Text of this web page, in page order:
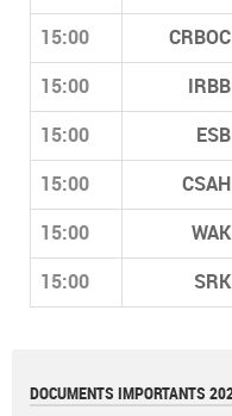
15:00 CRBOC
15:00 IRBB
15:00 ESB
15:00 CSAH
15:00 WAK
15:00 SRK
DOCUMENTS IMPORTANTS